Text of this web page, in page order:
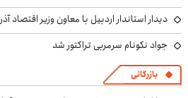
دیدار استاندار اردبیل با معاون وزیر
جواد نکونام سرمربی تراکتور شد
بازرگانی